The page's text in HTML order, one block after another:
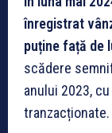
înregistrat
puține față de
scădere
anului 2023,
tranzacționate.